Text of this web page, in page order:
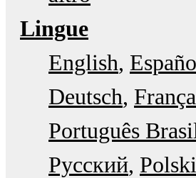
Lingue
English
Deutsch
Português
Русский Polski